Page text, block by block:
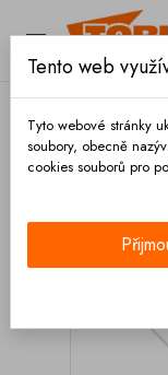

Tento web
Tyto webové stránky
soubory, obecně
cookies souborů pro